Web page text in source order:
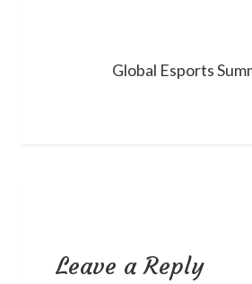
Global Esports
Leave a Reply